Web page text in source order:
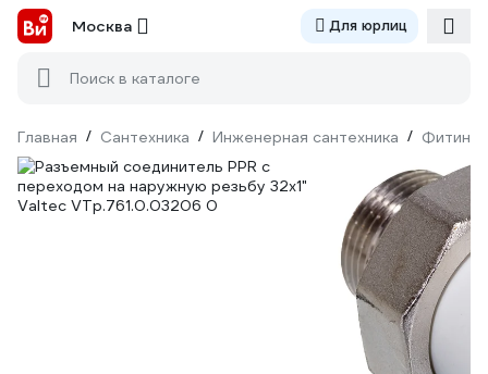
Москва Для юрлиц
Поиск в каталоге
Главная / Сантехника / Инженерная сантехника / Фитинги